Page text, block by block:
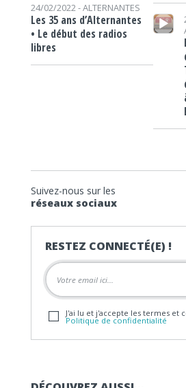
24/02/2022 -ALTERNANTES
Les 35 ans d’Alternantes
• Le début des radios
libres
Lecteur audio
Suivez-nous sur les
réseaux sociaux
RESTEZ CONNECTÉ(E) !
J'ai lu et j'accepte les termes et
Politique de confidentialité